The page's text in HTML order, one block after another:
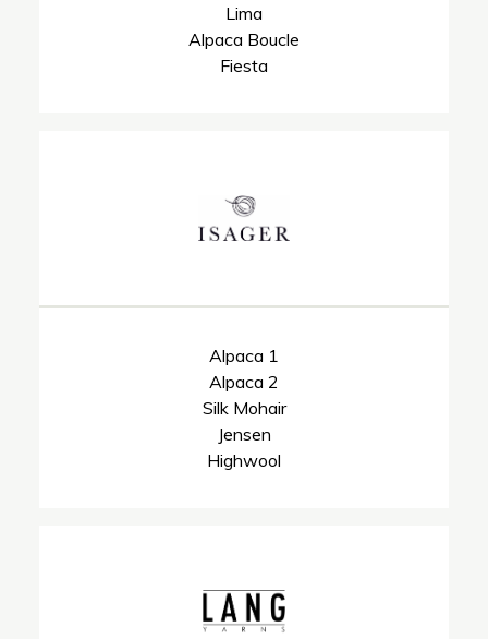
Lima
Alpaca Boucle
Fiesta
Alpaca 1
Alpaca 2
Silk Mohair
Jensen
Highwool